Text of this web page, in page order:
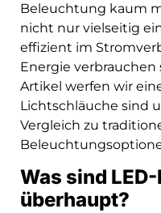
Beleuchtung kaum
nicht nur vielseitig
effizient im
Energie verbrauchen
Artikel werfen wir
Lichtschläuche sind
Vergleich zu
Was sind
überhaupt?